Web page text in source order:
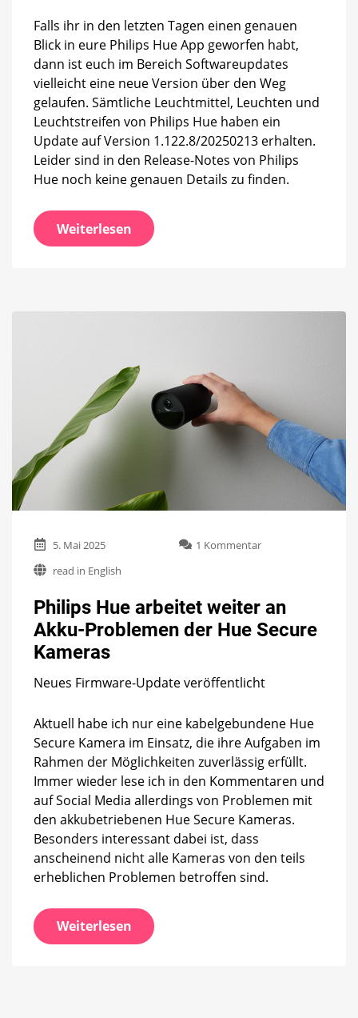
Falls ihr in den letzten Tagen einen genauen
Blick in eure Philips Hue App geworfen habt,
dann ist euch im Bereich Softwareupdates
vielleicht eine neue Version über den Weg
gelaufen. Sämtliche Leuchtmittel, Leuchten und
Leuchtstreifen von Philips Hue haben ein
Update auf Version 1.122.8/20250213 erhalten.
Leider sind in den Release-Notes von Philips
Hue noch keine genauen Details zu finden.
Weiterlesen
5. Mai 2025 1 Kommentarzu
weiter
an
Akku-
Hue
read in English
Philips Hue arbeitet weiter an
Akku-Problemen der Hue Secure
Kameras
Neues Firmware-Update veröffentlicht
Aktuell habe ich nur eine kabelgebundene Hue
Secure Kamera im Einsatz, die ihre Aufgaben im
Rahmen der Möglichkeiten zuverlässig erfüllt.
Immer wieder lese ich in den Kommentaren und
auf Social Media allerdings von Problemen mit
den akkubetriebenen Hue Secure Kameras.
Besonders interessant dabei ist, dass
anscheinend nicht alle Kameras von den teils
erheblichen Problemen betroffen sind.
Weiterlesen